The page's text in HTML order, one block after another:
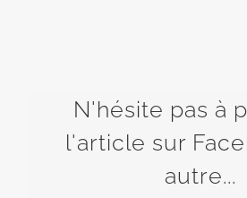
N'hésite pas à
l'article sur
autre...